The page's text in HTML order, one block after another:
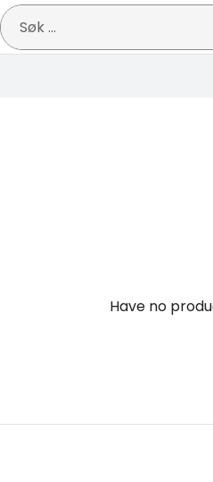
Søk
etter:
Have no